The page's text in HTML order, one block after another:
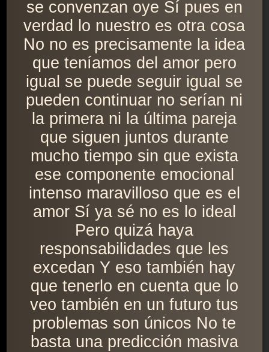
se convenzan oye Sí pues en
verdad lo nuestro es otra cosa
No no es precisamente la idea
que teníamos del amor pero
igual se puede seguir igual se
pueden continuar no serían ni
la primera ni la última pareja
que siguen juntos durante
mucho tiempo sin que exista
ese componente emocional
intenso maravilloso que es el
amor Sí ya sé no es lo ideal
Pero quizá haya
responsabilidades que les
excedan Y eso también hay
que tenerlo en cuenta que lo
veo también en un futuro tus
problemas son únicos No te
basta una predicción masiva